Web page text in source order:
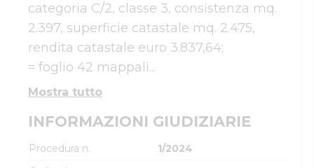
categoria C/2, classe 3, consistenza mq.
2.397, superficie catastale mq. 2.475,
rendita catastale euro 3.837,64;
= foglio 42 mappali...
Mostra tutto
INFORMAZIONI GIUDIZIARIE
Procedura n.
1/2024